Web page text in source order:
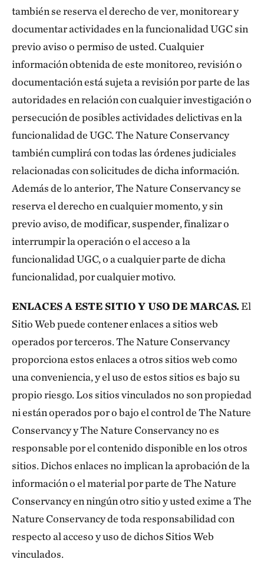
también se reserva el derecho de ver, monitorear y
documentar actividades en la funcionalidad UGC sin
previo aviso o permiso de usted. Cualquier
información obtenida de este monitoreo, revisión o
documentación está sujeta a revisión por parte de las
autoridades en relación con cualquier investigación o
persecución de posibles actividades delictivas en la
funcionalidad de UGC. The Nature Conservancy
también cumplirá con todas las órdenes judiciales
relacionadas con solicitudes de dicha información.
Además de lo anterior, The Nature Conservancy se
reserva el derecho en cualquier momento, y sin
previo aviso, de modificar, suspender, finalizar o
interrumpir la operación o el acceso a la
funcionalidad UGC, o a cualquier parte de dicha
funcionalidad, por cualquier motivo.
ENLACES A ESTE SITIO Y USO DE MARCAS.El
Sitio Web puede contener enlaces a sitios web
operados por terceros. The Nature Conservancy
proporciona estos enlaces a otros sitios web como
una conveniencia, y el uso de estos sitios es bajo su
propio riesgo. Los sitios vinculados no son propiedad
ni están operados por o bajo el control de The Nature
Conservancy y The Nature Conservancy no es
responsable por el contenido disponible en los otros
sitios. Dichos enlaces no implican la aprobación de la
información o el material por parte de The Nature
Conservancy en ningún otro sitio y usted exime a The
Nature Conservancy de toda responsabilidad con
respecto al acceso y uso de dichos Sitios Web
vinculados.